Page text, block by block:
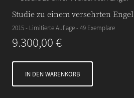
Studie zu einem versehrten Engel
2015 - Limitierte Auflage - 49 Exemplare
9.300,00€
IN DEN WARENKORB